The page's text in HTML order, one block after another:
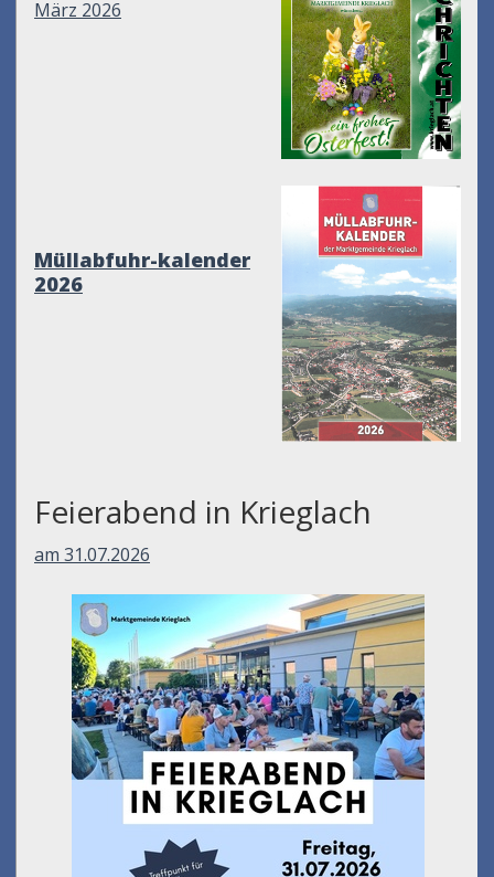
März 2026
Müllabfuhr-kalender
2026
Feierabend in Krieglach
am 31.07.2026